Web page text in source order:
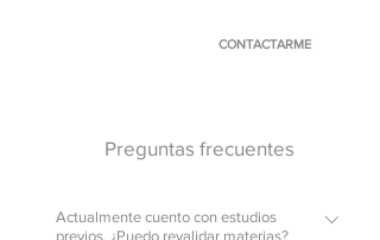
CONTACTARME
Preguntas frecuentes
Actualmente cuento con estudios
previos, ¿Puedo revalidar materias?